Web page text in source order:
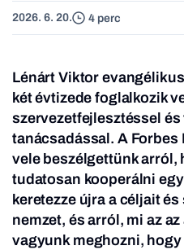
2026. 6. 20. 4 perc
Lénárt Viktor
két évtizede foglalkozik
szervezetfejlesztéssel
tanácsadással. A Forbes
vele beszélgettünk arról,
tudatosan kooperálni
keretezze újra a céljait
nemzet, és arról, mi az
vagyunk meghozni,